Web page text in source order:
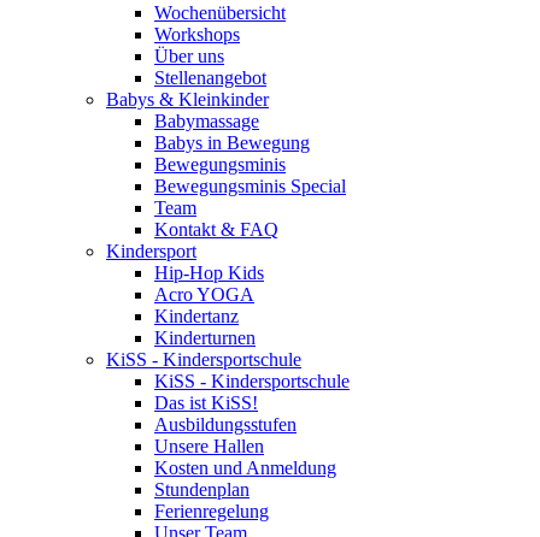
Wochenübersicht
Workshops
Über uns
Stellenangebot
Babys & Kleinkinder
Babymassage
Babys in Bewegung
Bewegungsminis
Bewegungsminis Special
Team
Kontakt & FAQ
Kindersport
Hip-Hop Kids
Acro YOGA
Kindertanz
Kinderturnen
KiSS - Kindersportschule
KiSS - Kindersportschule
Das ist KiSS!
Ausbildungsstufen
Unsere Hallen
Kosten und Anmeldung
Stundenplan
Ferienregelung
Unser Team